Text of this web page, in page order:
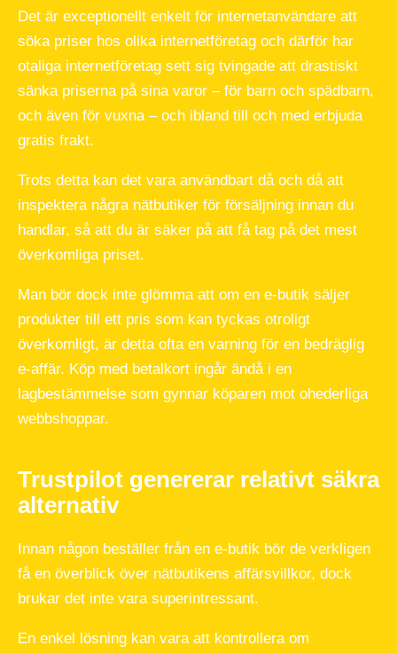
Det är exceptionellt enkelt för internetanvändare att
söka priser hos olika internetföretag och därför har
otaliga internetföretag sett sig tvingade att drastiskt
sänka priserna på sina varor – för barn och spädbarn,
och även för vuxna – och ibland till och med erbjuda
gratis frakt.
Trots detta kan det vara användbart då och då att
inspektera några nätbutiker för försäljning innan du
handlar, så att du är säker på att få tag på det mest
överkomliga priset.
Man bör dock inte glömma att om en e-butik säljer
produkter till ett pris som kan tyckas otroligt
överkomligt, är detta ofta en varning för en bedräglig
e-affär. Köp med betalkort ingår ändå i en
lagbestämmelse som gynnar köparen mot ohederliga
webbshoppar.
Trustpilot genererar relativt säkra
alternativ
Innan någon beställer från en e-butik bör de verkligen
få en överblick över nätbutikens affärsvillkor, dock
brukar det inte vara superintressant.
En enkel lösning kan vara att kontrollera om